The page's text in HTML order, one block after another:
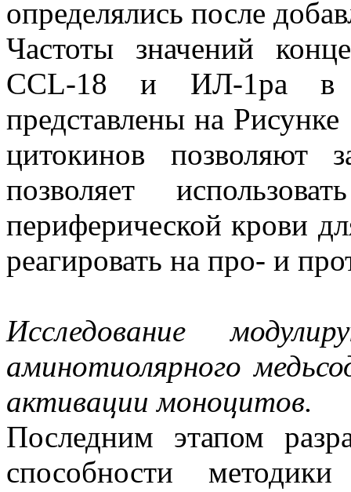
определялись после
Частоты значений
CCL-18 и ИЛ-1ра в
представлены на
цитокинов позволяют
позволяет
периферической крови
реагировать на про- и
Исследование
аминотиолярного
активации моноцитов.
Последним этапом
способности